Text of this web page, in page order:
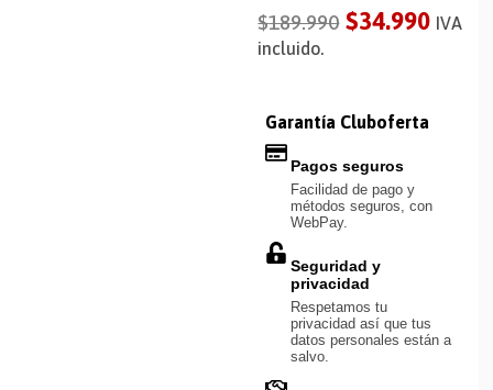
$189.990 $34.990 IVA
incluido.
Garantía Cluboferta
Pagos seguros
Facilidad de pago y
métodos seguros, con
WebPay.
Seguridad y
privacidad
Respetamos tu
privacidad así que tus
datos personales están a
salvo.